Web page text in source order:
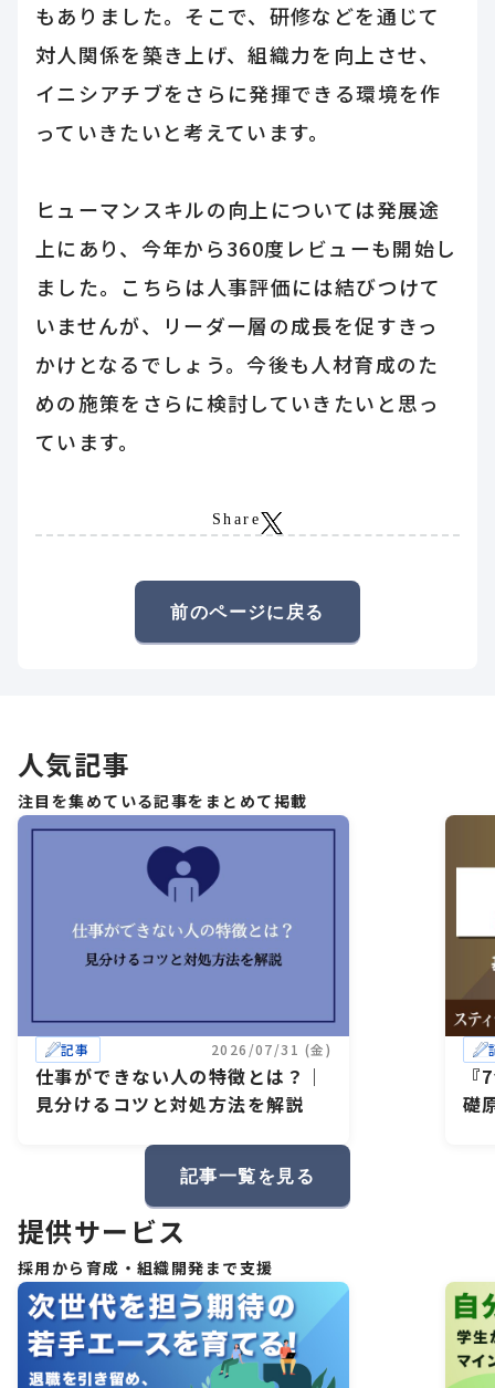
もありました。そこで、研修などを通じて
対人関係を築き上げ、組織力を向上させ、
イニシアチブをさらに発揮できる環境を作
っていきたいと考えています。
ヒューマンスキルの向上については発展途
上にあり、今年から360度レビューも開始し
ました。こちらは人事評価には結びつけて
いませんが、リーダー層の成長を促すきっ
かけとなるでしょう。今後も人材育成のた
めの施策をさらに検討していきたいと思っ
ています。
Share
前のページに戻る
人気記事
注目を集めている記事をまとめて掲載
記事 2026/07/31 (金)
仕事ができない人の特徴とは？｜
見分けるコツと対処方法を解説
礎
記事一覧を見る
提供サービス
採用から育成・組織開発まで支援